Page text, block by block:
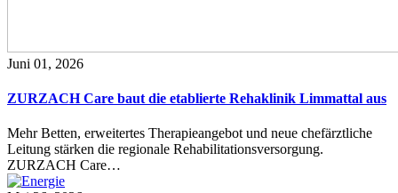
Juni 01, 2026
ZURZACH Care baut die etablierte Rehaklinik Limmattal aus
Mehr Betten, erweitertes Therapieangebot und neue chefärztliche
Leitung stärken die regionale Rehabilitationsversorgung.
ZURZACH Care…